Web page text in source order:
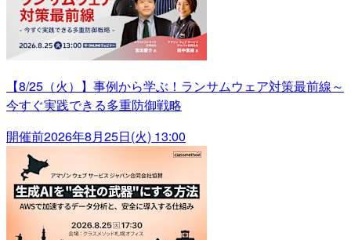
【8/25（火）】事例から学ぶ！ランサムウェア対策最前線～
今すぐ実践できる多重防御戦略
開催前2026年8月25日(火) 13:00